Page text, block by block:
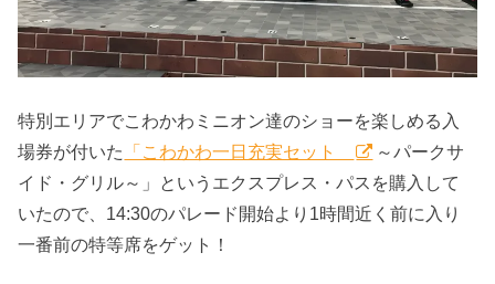
特別エリアでこわかわミニオン達のショーを楽しめる入
場券が付いた
「こわかわ一日充実セット
～パークサ
イド・グリル～」というエクスプレス・パスを購入して
いたので、14:30のパレード開始より1時間近く前に入り
一番前の特等席をゲット！